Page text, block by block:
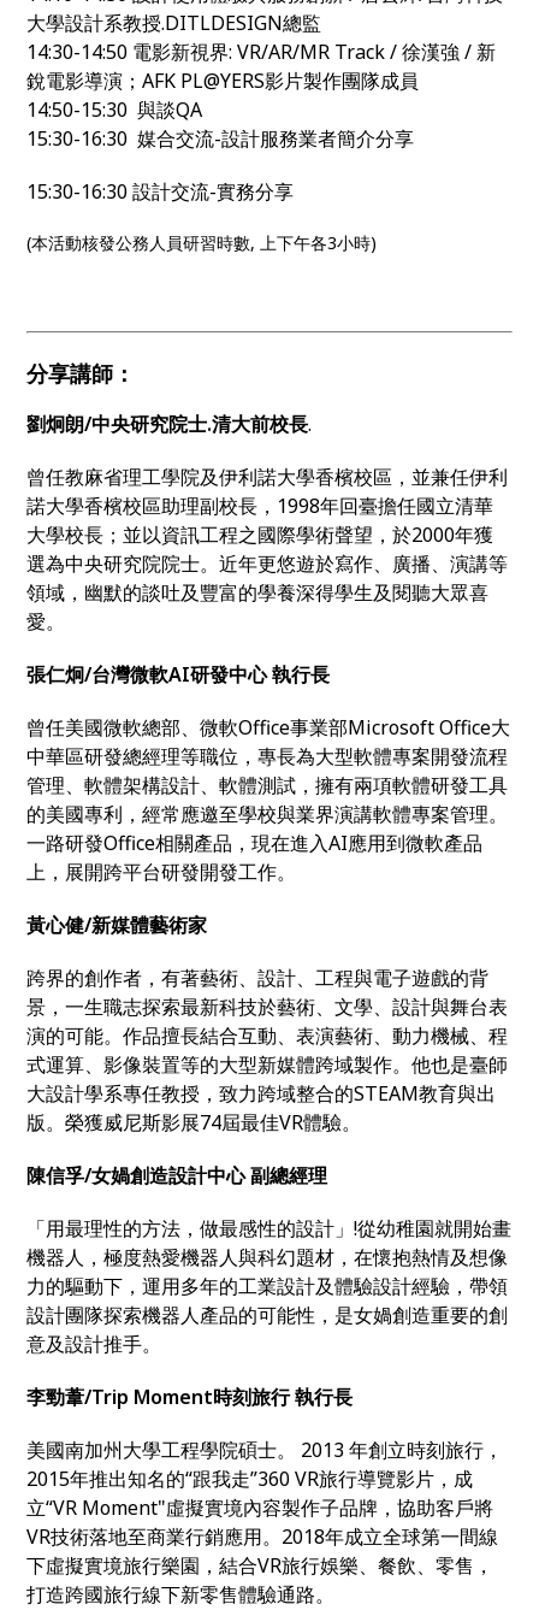
大學設計系教授.DITLDESIGN總監
14:30-14:50 電影新視界: VR/AR/MR Track / 徐漢強 / 新
銳電影導演；AFK PL@YERS影片製作團隊成員
14:50-15:30 與談QA
15:30-16:30 媒合交流-設計服務業者簡介分享
15:30-16:30設計交流-實務分享
(本活動核發公務人員研習時數, 上下午各3小時)
分享講師：
劉炯朗/中央研究院士.清大前校長.
曾任教麻省理工學院及伊利諾大學香檳校區，並兼任伊利
諾大學香檳校區助理副校長，1998年回臺擔任國立清華
大學校長；並以資訊工程之國際學術聲望，於2000年獲
選為中央研究院院士。近年更悠遊於寫作、廣播、演講等
領域，幽默的談吐及豐富的學養深得學生及閱聽大眾喜
愛。
張仁炯/台灣微軟AI研發中心執行長
曾任美國微軟總部、微軟Office事業部Microsoft Office大
中華區研發總經理等職位，專長為大型軟體專案開發流程
管理、軟體架構設計、軟體測試，擁有兩項軟體研發工具
的美國專利，經常應邀至學校與業界演講軟體專案管理。
一路研發Office相關產品，現在進入AI應用到微軟產品
上，展開跨平台研發開發工作。
黃心健/新媒體藝術家
跨界的創作者，有著藝術、設計、工程與電子遊戲的背
景，一生職志探索最新科技於藝術、文學、設計與舞台表
演的可能。作品擅長結合互動、表演藝術、動力機械、程
式運算、影像裝置等的大型新媒體跨域製作。他也是臺師
大設計學系專任教授，致力跨域整合的STEAM教育與出
版。榮獲威尼斯影展74屆最佳VR體驗。
陳信孚/女媧創造設計中心 副總經理
「用最理性的方法，做最感性的設計」!從幼稚園就開始畫
機器人，極度熱愛機器人與科幻題材，在懷抱熱情及想像
力的驅動下，運用多年的工業設計及體驗設計經驗，帶領
設計團隊探索機器人產品的可能性，是女媧創造重要的創
意及設計推手。
李勁葦/Trip Moment時刻旅行 執行長
美國南加州大學工程學院碩士。 2013 年創立時刻旅行，
2015年推出知名的“跟我走”360 VR旅行導覽影片，成
立“VR Moment"虛擬實境內容製作子品牌，協助客戶將
VR技術落地至商業行銷應用。2018年成立全球第一間線
下虛擬實境旅行樂園，結合VR旅行娛樂、餐飲、零售，
打造跨國旅行線下新零售體驗通路。